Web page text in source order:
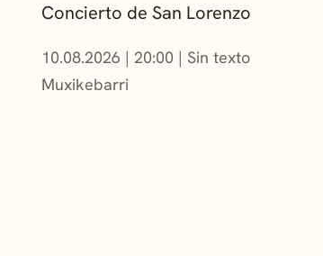
Concierto de San Lorenzo
10.08.2026 | 20:00
Sin texto
Muxikebarri